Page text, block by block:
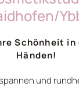
Schönheit in
Händen!
und